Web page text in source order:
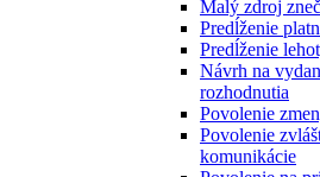
Malý zdroj
Predĺženie
Predĺženie
Návrh na
rozhodnutia
Povolenie
Povolenie
komunikácie